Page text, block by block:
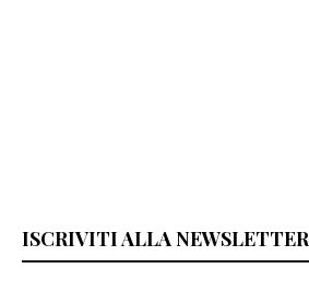
ISCRIVITI ALLA NEWSLETTER